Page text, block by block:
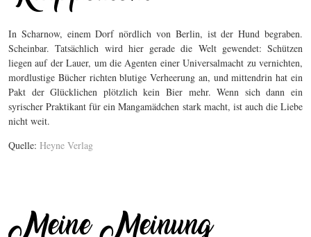
In Scharnow, einem Dorf nördlich von Berlin, ist der Hund begraben.
Scheinbar. Tatsächlich wird hier gerade die Welt gewendet: Schützen
liegen auf der Lauer, um die Agenten einer Universalmacht zu vernichten,
mordlustige Bücher richten blutige Verheerung an, und mittendrin hat ein
Pakt der Glücklichen plötzlich kein Bier mehr. Wenn sich dann ein
syrischer Praktikant für ein Mangamädchen stark macht, ist auch die Liebe
nicht weit.
Quelle: Heyne Verlag